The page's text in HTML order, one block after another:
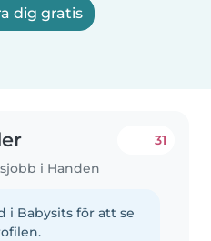
dig gratis
i Handen
31
i Babysits för att se